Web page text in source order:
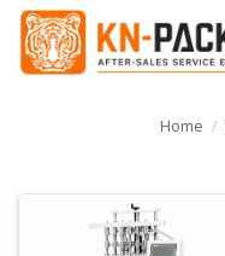
ข้าม
ยัง
Home /